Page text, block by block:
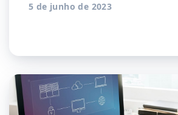
5 de junho de 2023